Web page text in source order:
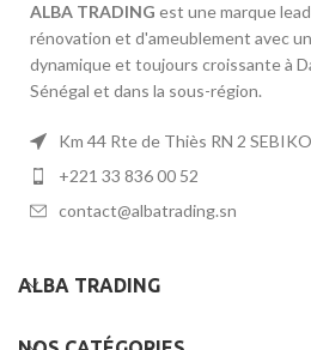
ALBA TRADING est une marque
rénovation et d'ameublement avec
dynamique et toujours croissante à
Sénégal et dans la sous-région.
Km 44 Rte de Thiès RN 2
+221 33 836 00 52
contact@albatrading.sn
ALBA TRADING